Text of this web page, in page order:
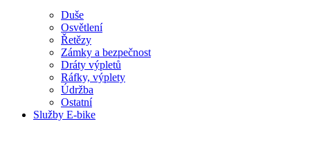
Duše
Osvětlení
Řetězy
Zámky a bezpečnost
Dráty výpletů
Ráfky, výplety
Údržba
Ostatní
Služby E-bike